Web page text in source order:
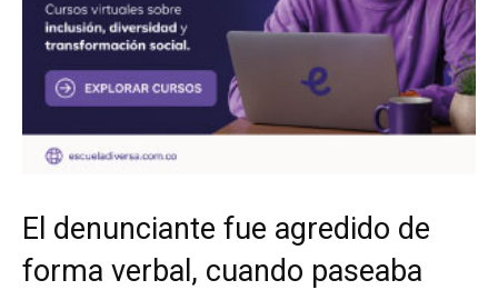
El denunciante fue agredido de
forma verbal, cuando paseaba